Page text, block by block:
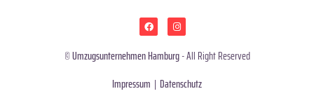
©Umzugsunternehmen Hamburg- All Right Reserved
Impressum | Datenschutz